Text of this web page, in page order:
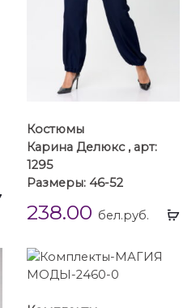
Выбрать
Костюмы
Карина Делюкс , арт:
1295
Размеры: 46-52
238.00 бел.руб.